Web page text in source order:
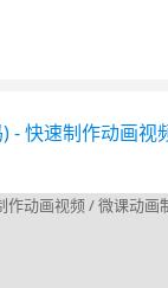
行或 来操作
- 快速制作动画视